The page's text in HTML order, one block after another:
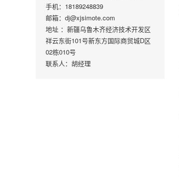
手机：18189248839
邮箱：dj@xjsimote.com
地址 ：新疆乌鲁木齐经济技术开发区
祥云东街101号新东方国际商贸城D区
02栋010号
联系人：胡经理